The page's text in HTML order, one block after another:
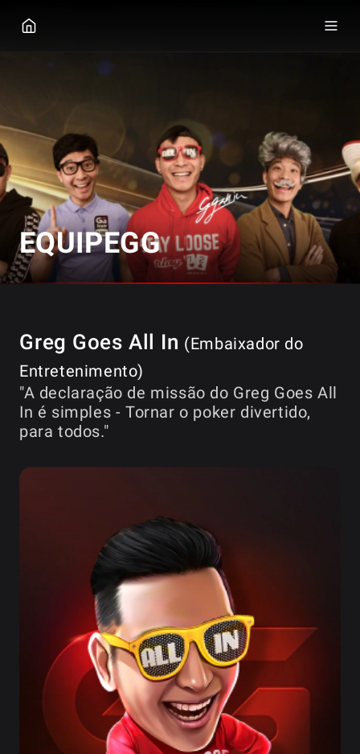
EQUIPEGG
Greg Goes All In (Embaixador do
Entretenimento)
"A declaração de missão do Greg Goes All
In é simples - Tornar o poker divertido,
para todos."